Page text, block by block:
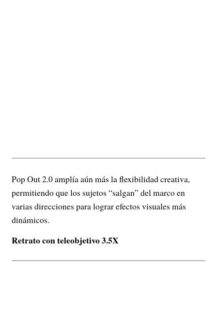
Pop Out 2.0 amplía aún más la flexibilidad creativa,
permitiendo que los sujetos “salgan” del marco en
varias direcciones para lograr efectos visuales más
dinámicos.
Retrato con teleobjetivo 3.5X